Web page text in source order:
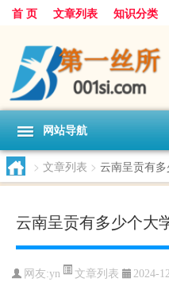
首 页 文章列表 知识分类
网站导航
> 文章列表 > 云南呈贡有
云南呈贡有多少个大
网友:yn 文章列表 2024-